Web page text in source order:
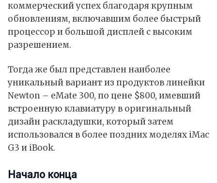
коммерческий успех благодаря крупным
обновлениям, включавшим более быстрый
процессор и большой дисплей с высоким
разрешением.
Тогда же был представлен наиболее
уникальный вариант из продуктов линейки
Newton – eMate 300, по цене $800, имевший
встроенную клавиатуру в оригинальный
дизайн раскладушки, который затем
использовался в более поздних моделях iMac
G3 и iBook.
Начало конца